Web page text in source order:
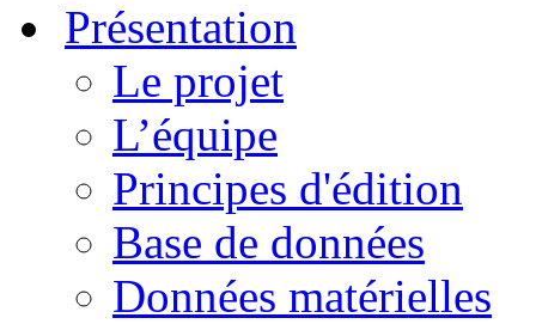
Présentation
Le projet
L’équipe
Principes d'édition
Base de données
Données matérielles